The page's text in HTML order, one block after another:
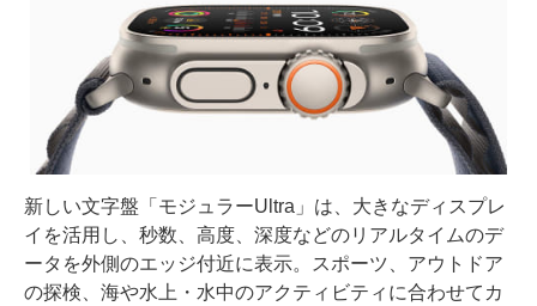
新しい文字盤「モジュラーUltra」は、大きなディスプレ
イを活用し、秒数、高度、深度などのリアルタイムのデ
ータを外側のエッジ付近に表示。スポーツ、アウトドア
の探検、海や水上・水中のアクティビティに合わせてカ